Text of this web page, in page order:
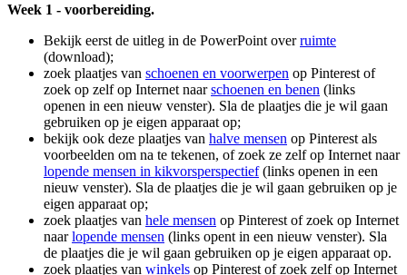
Week 1 - voorbereiding.
Bekijk eerst de uitleg in de PowerPoint overruimte
(download);
zoek plaatjes van schoenen en voorwerpen op Pinterest of
zoek op zelf op Internet naarschoenen en benen (links
openen in een nieuw venster). Sla de plaatjes die je wil gaan
gebruiken op je eigen apparaat op;
bekijk ook deze plaatjes van halve mensen op Pinterest als
voorbeelden om na te tekenen, of zoek ze zelf op Internet naar
lopende mensen in kikvorsperspectief(links openen in een
nieuw venster). Sla de plaatjes die je wil gaan gebruiken op je
eigen apparaat op;
zoek plaatjes van hele mensen op Pinterest of zoek op Internet
naarlopende mensen (links opent in een nieuw venster). Sla
de plaatjes die je wil gaan gebruiken op je eigen apparaat op.
zoek plaatjes van winkels op Pinterest of zoek zelf op Internet